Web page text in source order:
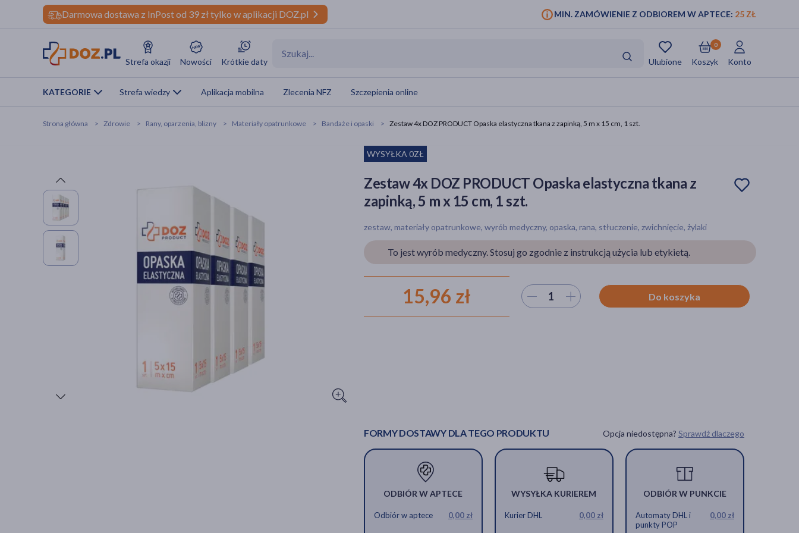
Darmowa dostawa z InPost od 39 zł tylko w aplikacji DOZ.pl MIN. ZAMÓWIENIE Z ODBIOREM W APTECE: 25 ZŁ
Strefa okazji Nowości Krótkie daty Ulubione Koszyk
0
Konto
KATEGORIE Strefa wiedzy Aplikacja mobilna Zlecenia NFZ Szczepienia online
Strona główna Zdrowie Rany, oparzenia, blizny Materiały opatrunkowe Bandaże i opaski Zestaw 4x DOZ PRODUCT Opaska elastyczna tkana z zapinką, 5 m x 15 cm, 1 szt.
WYSYŁKA 0ZŁ
Zestaw 4x DOZ PRODUCT Opaska elastyczna tkana z
zapinką, 5 m x 15 cm, 1 szt.
zestaw, materiały opatrunkowe, wyrób medyczny, opaska, rana, stłuczenie, zwichnięcie, żylaki
To jest wyrób medyczny. Stosuj go zgodnie z instrukcją użycia lub etykietą.
15,96 zł Wybierz ilość Do koszyka
FORMY DOSTAWY DLA TEGO PRODUKTU Opcja niedostępna? Sprawdź dlaczego
ODBIÓR W APTECE
Odbiór w aptece 0,00 zł
WYSYŁKA KURIEREM
Kurier DHL 0,00 zł
ODBIÓR W PUNKCIE
Automaty DHL i
punkty POP
0,00 zł